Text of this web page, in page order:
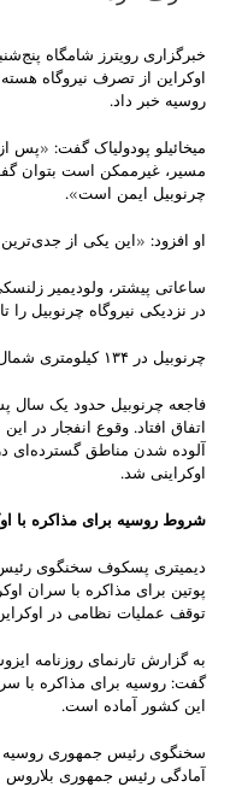
خبرگزاری رویترز شامگاه
اوکراین از تصرف نیروگاه
روسیه خبر داد.
میخائیلو پودولیاک گفت: «پس
مسیر، غیرممکن است بتوان
چرنوبیل ایمن است».
او افزود: «این یکی از
ساعاتی پیشتر، ولودیمیر
در نزدیکی نیروگاه چرنوبیل را
چرنوبیل در ۱۳۴ کیلومتری شمال کی‌یف، پایتخت اوکراین، قرار دارد.
فاجعه چرنوبیل حدود یک سال
اوکراینی شد.
شروط روسیه برای مذاکره با
دیمیتری پسکوف سخنگوی رئیس
پوتین برای مذاکره با سران
توقف عملیات نظامی در
به گزارش تارنمای روزنامه
گفت: روسیه برای مذاکره با
این کشور آماده است.
سخنگوی رئیس جمهوری روسیه
آمادگی رئیس جمهوری بلاروس